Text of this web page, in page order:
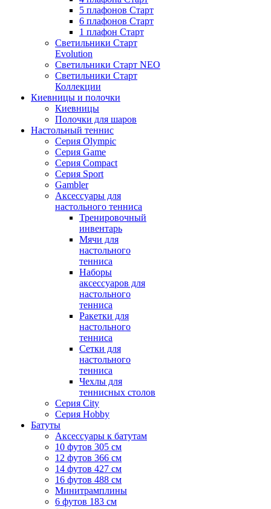
5 плафонов Старт
6 плафонов Старт
1 плафон Старт
Светильники Старт
Evolution
Светильники Старт NEO
Светильники Старт
Коллекции
Киевницы и полочки
Киевницы
Полочки для шаров
Настольный теннис
Серия Olympic
Серия Game
Серия Compact
Серия Sport
Gambler
Аксессуары для
настольного тенниса
Тренировочный
инвентарь
Мячи для
настольного
тенниса
Наборы
аксессуаров для
настольного
тенниса
Ракетки для
настольного
тенниса
Сетки для
настольного
тенниса
Чехлы для
теннисных столов
Серия City
Серия Hobby
Батуты
Аксессуары к батутам
10 футов 305 см
12 футов 366 см
14 футов 427 см
16 футов 488 см
Минитрамплины
6 футов 183 см